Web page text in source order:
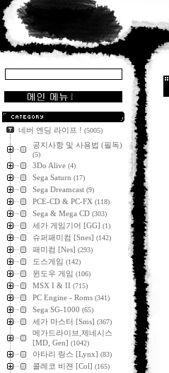
네버 엔딩 라이프 ! (5005)
공지사항 및 사용법 (필독)
(5)
3Do Alive (4)
Sega Saturn (17)
Sega Dreamcast (9)
PCE-CD & PC-FX (118)
Sega & Mega CD (303)
세가 게임기어 [GG] (1)
슈퍼패미컴 [Snes] (142)
패미컴 [Nes] (293)
도스게임 (142)
윈도우 게임 (106)
MSX I & II (715)
PC Engine - Roms (341)
Sega SG-1000 (65)
세가 마스터 [Sms] (367)
메가드라이브,제네시스
[MD, Gen] (1042)
아타리 링스 [Lynx] (83)
콜레코 비젼 [Col] (165)